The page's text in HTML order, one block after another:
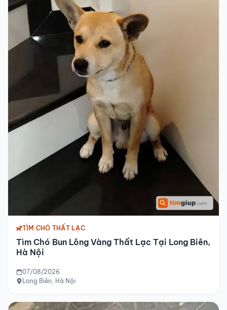
TÌM CHÓ THẤT LẠC
Tìm Chó Bun Lông Vàng Thất Lạc Tại Long Biên,
Hà Nội
07/08/2026
Long Biên, Hà Nội